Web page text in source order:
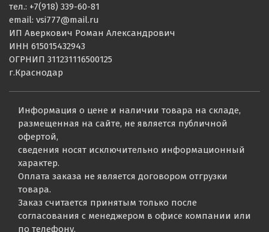
тел.: +7(918) 339-60-81
email: vsi777@mail.ru
ИП Аверкович Роман Александрович
ИНН 615015432943
ОГРНИП 311231116500125
г.Краснодар
Информация о цене и наличии товара на складе,
размещенная на сайте, не является публичной
офертой,
сведения носят исключительно информационный
характер.
Оплата заказа не является договором отгрузки
товара.
Заказ считается принятым только после
согласования с менеджером в офисе компании или
по телефону.